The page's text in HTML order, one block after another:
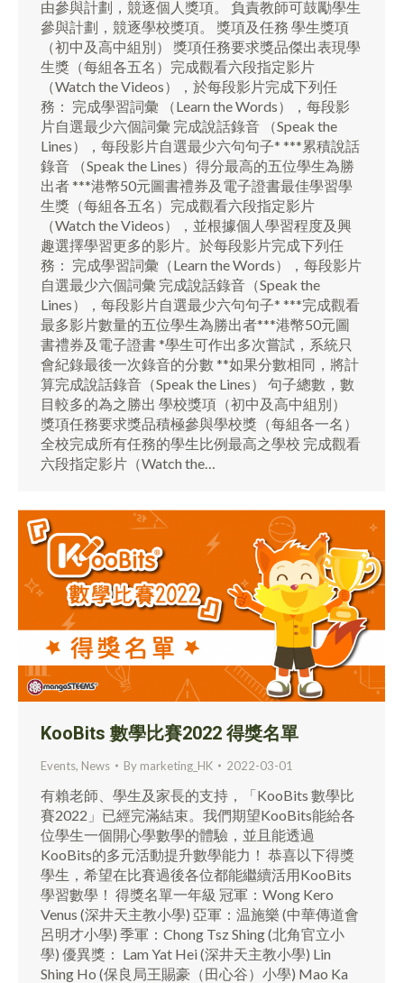
由參與計劃，競逐個人獎項。 負責教師可鼓勵學生
參與計劃，競逐學校獎項。 獎項及任務 學生獎項
（初中及高中組別） 獎項任務要求獎品傑出表現學
生獎（每組各五名）完成觀看六段指定影片
（Watch the Videos），於每段影片完成下列任
務： 完成學習詞彙 （Learn the Words），每段影
片自選最少六個詞彙 完成說話錄音 （Speak the
Lines），每段影片自選最少六句句子* ***累積說話
錄音 （Speak the Lines）得分最高的五位學生為勝
出者 ***港幣50元圖書禮券及電子證書最佳學習學
生獎（每組各五名）完成觀看六段指定影片
（Watch the Videos），並根據個人學習程度及興
趣選擇學習更多的影片。於每段影片完成下列任
務： 完成學習詞彙（Learn the Words），每段影片
自選最少六個詞彙 完成說話錄音（Speak the
Lines），每段影片自選最少六句句子* ***完成觀看
最多影片數量的五位學生為勝出者***港幣50元圖
書禮券及電子證書 *學生可作出多次嘗試，系統只
會紀錄最後一次錄音的分數 **如果分數相同，將計
算完成說話錄音（Speak the Lines） 句子總數，數
目較多的為之勝出 學校獎項（初中及高中組別）
獎項任務要求獎品積極參與學校獎（每組各一名）
全校完成所有任務的學生比例最高之學校 完成觀看
六段指定影片（Watch the…
KooBits 數學比賽2022 得獎名單
Events, News By marketing_HK 2022-03-01
有賴老師、學生及家長的支持，「KooBits 數學比
賽2022」已經完滿結束。我們期望KooBits能給各
位學生一個開心學數學的體驗，並且能透過
KooBits的多元活動提升數學能力！ 恭喜以下得獎
學生，希望在比賽過後各位都能繼續活用KooBits
學習數學！ 得獎名單一年級 冠軍：Wong Kero
Venus (深井天主教小學) 亞軍：温施樂 (中華傳道會
呂明才小學) 季軍：Chong Tsz Shing (北角官立小
學) 優異獎： Lam Yat Hei (深井天主教小學) Lin
Shing Ho (保良局王賜豪（田心谷）小學) Mao Ka